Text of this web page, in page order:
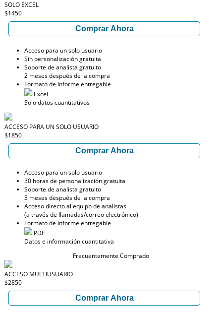
SOLO EXCEL
$1450
Comprar Ahora
Acceso para un solo usuario
Sin personalización gratuita
Soporte de analista gratuito
2 meses después de la compra
Formato de informe entregable
Excel
Solo datos cuantitativos
ACCESO PARA UN SOLO USUARIO
$1850
Comprar Ahora
Acceso para un solo usuario
30 horas de personalización gratuita
Soporte de analista gratuito
3 meses después de la compra
Acceso directo al equipo de analistas
(a través de llamadas/correo electrónico)
Formato de informe entregable
PDF
Datos e información cuantitativa
Frecuentemente Comprado
ACCESO MULTIUSUARIO
$2850
Comprar Ahora